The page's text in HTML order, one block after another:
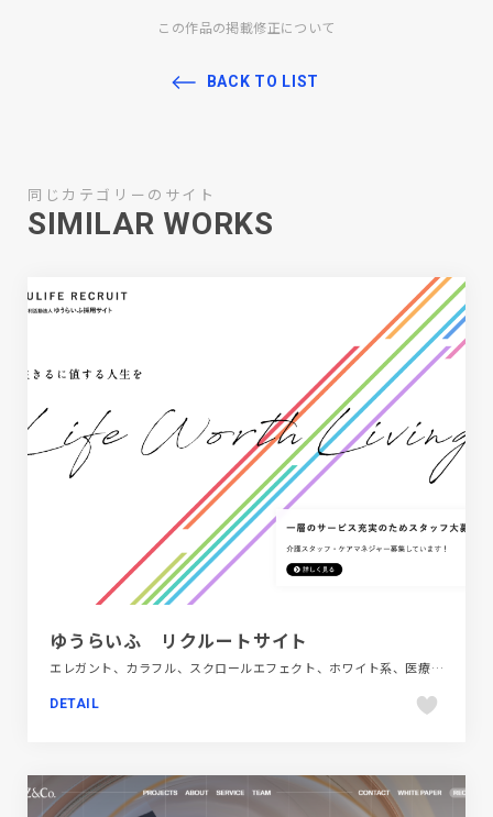
この作品の掲載修正について
BACK TO LIST
同じカテゴリーのサイト
SIMILAR WORKS
ゆうらいふ リクルートサイト
エレガント、カラフル、スクロールエフェクト、ホワイト系、医療・ヘルスケア、新卒・中途採用サイト
DETAIL